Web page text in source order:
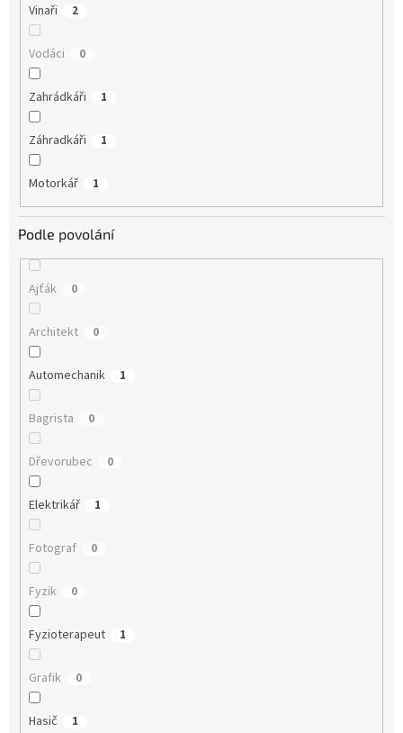
Vinaři 2
Vodáci 0
Zahrádkáři 1
Záhradkáři 1
Motorkář 1
Podle povolání
Ajťák 0
Architekt 0
Automechanik 1
Bagrista 0
Dřevorubec 0
Elektrikář 1
Fotograf 0
Fyzik 0
Fyzioterapeut 1
Grafik 0
Hasič 1